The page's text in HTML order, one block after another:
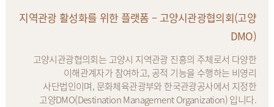
지역관광 활성화를 위한 플랫폼 – 고양시관광협의회(고양
DMO)
고양시관광협의회는 고양시 지역관광 진흥의 주체로서 다양한
이해관계자가 참여하고, 공적 기능을 수행하는 비영리
사단법인이며, 문화체육관광부와 한국관광공사에서 지정한
고양DMO(Destination Management Organization) 입니다.